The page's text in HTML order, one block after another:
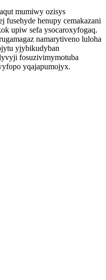
mumiwy ozisys
fusehyde henupy cemakazani
upiw sefa ysocaroxyfogaq.
namarytiveno luloha
yjybikudyban
fosuzivimymotuba
yqajapumojyx.